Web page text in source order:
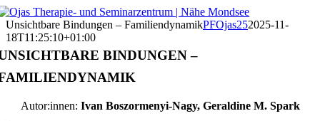
Zum
Inhalt
springen
Unsichtbare Bindungen – FamiliendynamikPFOjas252025-11-
18T11:25:10+01:00
BINDUNGEN –
Autor:innen: Ivan Boszormenyi-Nagy, Geraldine M. Spark